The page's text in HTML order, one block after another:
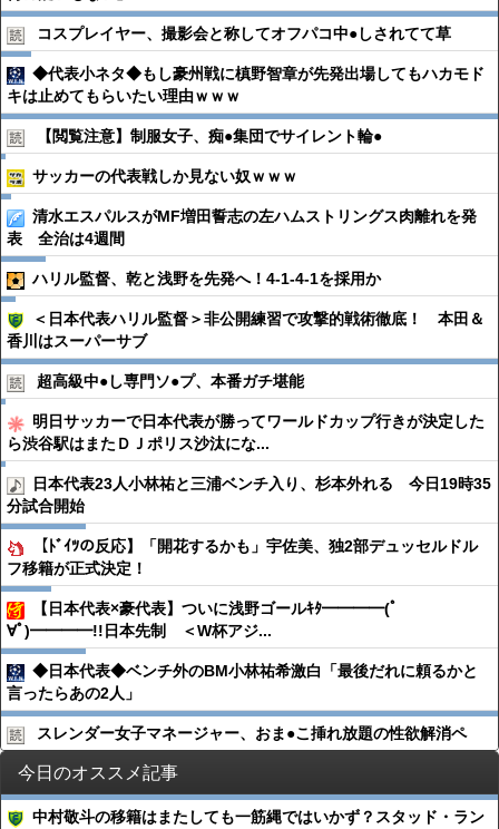
コスプレイヤー、撮影会と称してオフパコ中●︎しされてて草
◆代表小ネタ◆もし豪州戦に槙野智章が先発出場してもハカモド
キは止めてもらいたい理由ｗｗｗ
【閲覧注意】制服女子、痴●︎集団でサイレント輪●︎
サッカーの代表戦しか見ない奴ｗｗｗ
清水エスパルスがMF増田誓志の左ハムストリングス肉離れを発
表 全治は4週間
ハリル監督、乾と浅野を先発へ！4-1-4-1を採用か
＜日本代表ハリル監督＞非公開練習で攻撃的戦術徹底！ 本田＆
香川はスーパーサブ
超高級中●︎し専門ソ●︎プ、本番ガチ堪能
明日サッカーで日本代表が勝ってワールドカップ行きが決定した
ら渋谷駅はまたＤＪポリス沙汰にな...
日本代表23人小林祐と三浦ベンチ入り、杉本外れる 今日19時35
分試合開始
【ﾄﾞｲﾂの反応】「開花するかも」宇佐美、独2部デュッセルドル
フ移籍が正式決定！
【日本代表×豪代表】ついに浅野ゴールｷﾀ━━━━(ﾟ
∀ﾟ)━━━━!!日本先制 ＜W杯アジ...
◆日本代表◆ベンチ外のBM小林祐希激白「最後だれに頼るかと
言ったらあの2人」
スレンダー女子マネージャー、おま●︎こ挿れ放題の性欲解消ペ
今日のオススメ記事
中村敬斗の移籍はまたしても一筋縄ではいかず？スタッド・ラン